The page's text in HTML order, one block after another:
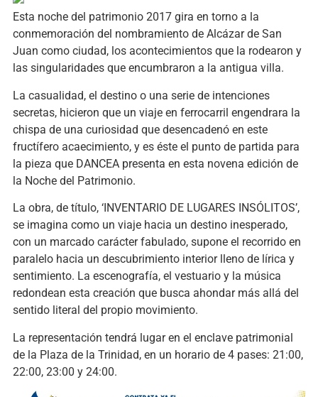
Esta noche del patrimonio 2017 gira en torno a la
conmemoración del nombramiento de Alcázar de San
Juan como ciudad, los acontecimientos que la rodearon y
las singularidades que encumbraron a la antigua villa.
La casualidad, el destino o una serie de intenciones
secretas, hicieron que un viaje en ferrocarril engendrara la
chispa de una curiosidad que desencadenó en este
fructífero acaecimiento, y es éste el punto de partida para
la pieza que DANCEA presenta en esta novena edición de
la Noche del Patrimonio.
La obra, de título, ‘INVENTARIO DE LUGARES INSÓLITOS’,
se imagina como un viaje hacia un destino inesperado,
con un marcado carácter fabulado, supone el recorrido en
paralelo hacia un descubrimiento interior lleno de lírica y
sentimiento. La escenografía, el vestuario y la música
redondean esta creación que busca ahondar más allá del
sentido literal del propio movimiento.
La representación tendrá lugar en el enclave patrimonial
de la Plaza de la Trinidad, en un horario de 4 pases: 21:00,
22:00, 23:00 y 24:00.